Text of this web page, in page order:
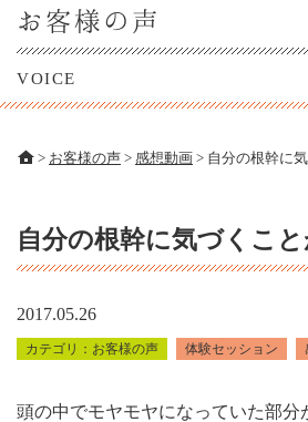
お客様の声
VOICE
> お客様の声 > 感想動画 > 自分の根幹に
自分の根幹に気づくこ
2017.05.26
お客様の声 体験セッション
頭の中でモヤモヤになっていた部分
お客様の声
ビジョンマップ
事例
会社概要